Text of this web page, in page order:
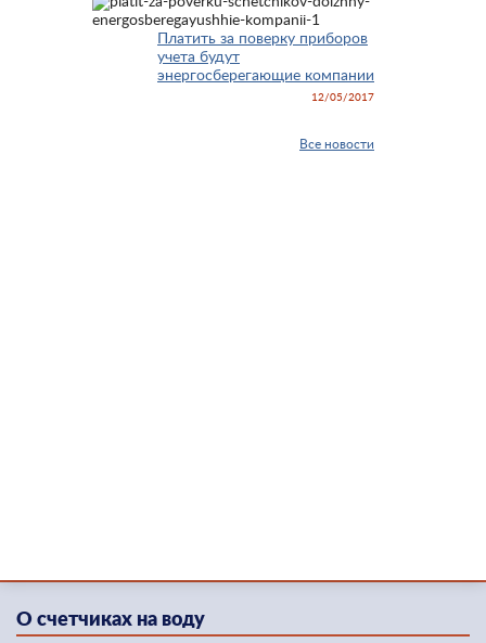
Платить за поверку приборов
учета будут
энергосберегающие компании
12/05/2017
Все новости
О счетчиках на воду